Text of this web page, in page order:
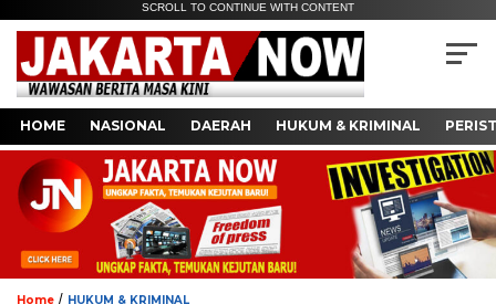
SCROLL TO CONTINUE WITH CONTENT
HOME NASIONAL DAERAH HUKUM & KRIMINAL
Home / HUKUM & KRIMINAL